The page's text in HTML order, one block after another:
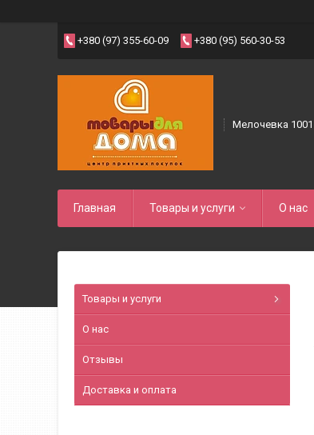
+380 (97) 355-60-09 +380 (95) 560-30-53
Мелочевка 1001
Главная Товары и услуги О нас
Товары и услуги
О нас
Отзывы
Доставка и оплата